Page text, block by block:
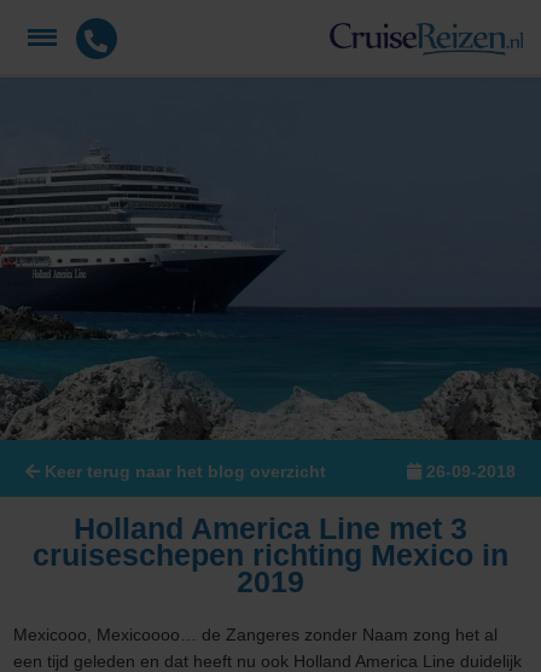
Keer terug naar het blog overzicht 26-09-2018
Holland America Line met 3
cruiseschepen richting Mexico in
2019
Mexicooo, Mexicoooo… de Zangeres zonder Naam zong het al
een tijd geleden en dat heeft nu ook Holland America Line duidelijk